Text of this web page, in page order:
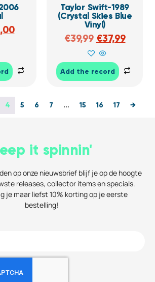
Taylor Swift-1989
(Crystal Skies Blue
Vinyl)
€39,99 €37,99
Add the record
4 5 6 7 … 15 16 17 →
it spinnin'
op onze nieuwsbrief blijf je op de hoogte
releases, collector items en specials.
je maar liefst 10% korting op je eerste
bestelling!